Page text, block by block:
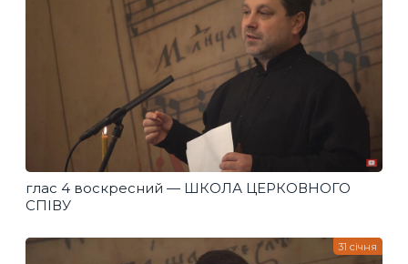
глас 4 воскресний — ШКОЛА ЦЕРКОВНОГО
СПІВУ
31 січня